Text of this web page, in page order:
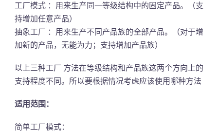
工厂模式 ：用来生产同一等级结构中的固定产品。（支
持增加任意产品）
抽象工厂 ：用来生产不同产品族的全部产品。（对于增
加新的产品，无能为力；支持增加产品族）
以上三种工厂 方法在等级结构和产品族这两个方向上的
支持程度不同。所以要根据情况考虑应该使用哪种方法
适用范围：
简单工厂模式：